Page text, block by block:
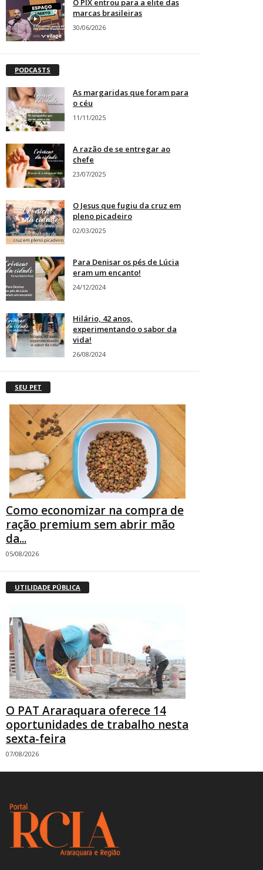
O PIX entrou para a elite das
marcas brasileiras
30/06/2026
PODCASTS
As margaridas que foram para
o céu
11/11/2025
A razão de se entregar ao
chefe
23/07/2025
O Jesus que fugiu da cruz em
pleno picadeiro
02/03/2025
Para Denisar os pés de Lúcia
eram um encanto!
24/12/2024
Hilário, 42 anos,
experimentando o sabor da
vida!
26/08/2024
SEU PET
Como economizar na compra de
ração premium sem abrir mão
da...
05/08/2026
UTILIDADE PÚBLICA
O PAT Araraquara oferece 14
oportunidades de trabalho nesta
sexta-feira
07/08/2026